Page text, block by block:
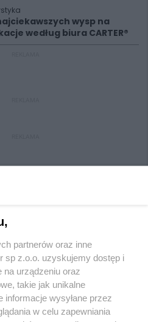
wysp na
według biura CARTER®
partnerów oraz inne
sp z.o.o. uzyskujemy dostęp i
na urządzeniu oraz
takie jak unikalne
informacje wysyłane przez
w celu zapewniania